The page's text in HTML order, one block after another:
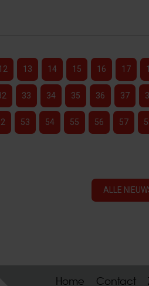
13 14 15 16 17
33 34 35 36 37
53 54 55 56 57
ALLE
Home Contact